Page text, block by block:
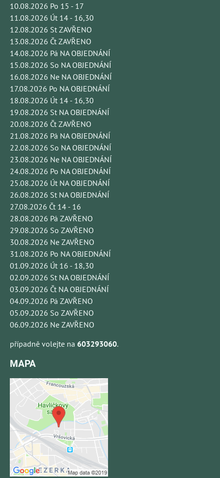
10.08.2026 Po 15 - 17
11.08.2026 Út 14 - 16,30
12.08.2026 St ZAVŘENO
13.08.2026 Čt ZAVŘENO
14.08.2026 Pá NA OBJEDNÁNÍ
15.08.2026 So NA OBJEDNÁNÍ
16.08.2026 Ne NA OBJEDNÁNÍ
17.08.2026 Po NA OBJEDNÁNÍ
18.08.2026 Út 14 - 16,30
19.08.2026 St NA OBJEDNÁNÍ
20.08.2026 Čt ZAVŘENO
21.08.2026 Pá NA OBJEDNÁNÍ
22.08.2026 So NA OBJEDNÁNÍ
23.08.2026 Ne NA OBJEDNÁNÍ
24.08.2026 Po NA OBJEDNÁNÍ
25.08.2026 Út NA OBJEDNÁNÍ
26.08.2026 St NA OBJEDNÁNÍ
27.08.2026 Čt 14 - 16
28.08.2026 Pá ZAVŘENO
29.08.2026 So ZAVŘENO
30.08.2026 Ne ZAVŘENO
31.08.2026 Po NA OBJEDNÁNÍ
01.09.2026 Út 16 - 18,30
02.09.2026 St NA OBJEDNÁNÍ
03.09.2026 Čt NA OBJEDNÁNÍ
04.09.2026 Pá ZAVŘENO
05.09.2026 So ZAVŘENO
06.09.2026 Ne ZAVŘENO
případně volejte na 603293060.
MAPA